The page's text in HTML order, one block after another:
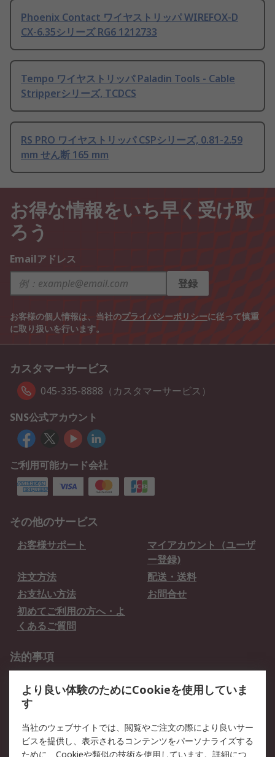
Phoenix Contact ワイヤストリッパ WIREFOX-D
CX-6.35シリーズ RG6 1212733
Tempo ワイヤストリッパ Paladin Tools - Cable
Stripperシリーズ, TCDCS
RS PRO ワイヤストリッパ CSPシリーズ, 0.81-2.59
mm せん断 165 mm
お得な情報をいち早く受け取
ろう
Emailアドレス
登録
お客様の個人情報は、当社のプライバシーポリシーに従って慎重
に取り扱いを行います。
カスタマーサービス
045-335-8888（カスタマーサービス）
SNS公式アカウント
ご利用可能カード会社
その他のサービス
お客様サポート
マイアカウント（ユーザ
ー登録)
注文方法
配送・送料
お支払い方法
お問合せ
初めてご利用の方へ・よ
くあるご質問
法的事項
クッキーポリシー
RSについて
会社概要 採用情報
より良い体験のためにCookieを使用していま
す
当社のウェブサイトでは、閲覧やご注文の際により良いサー
ビスを提供し、表示されるコンテンツをパーソナライズする
ために、Cookieや類似の技術を使用しています。詳細につ